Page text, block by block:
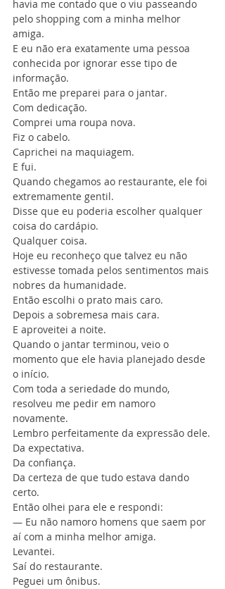
havia me contado que o viu passeando
pelo shopping com a minha melhor
amiga.
E eu não era exatamente uma pessoa
conhecida por ignorar esse tipo de
informação.
Então me preparei para o jantar.
Com dedicação.
Comprei uma roupa nova.
Fiz o cabelo.
Caprichei na maquiagem.
E fui.
Quando chegamos ao restaurante, ele foi
extremamente gentil.
Disse que eu poderia escolher qualquer
coisa do cardápio.
Qualquer coisa.
Hoje eu reconheço que talvez eu não
estivesse tomada pelos sentimentos mais
nobres da humanidade.
Então escolhi o prato mais caro.
Depois a sobremesa mais cara.
E aproveitei a noite.
Quando o jantar terminou, veio o
momento que ele havia planejado desde
o início.
Com toda a seriedade do mundo,
resolveu me pedir em namoro
novamente.
Lembro perfeitamente da expressão dele.
Da expectativa.
Da confiança.
Da certeza de que tudo estava dando
certo.
Então olhei para ele e respondi:
— Eu não namoro homens que saem por
aí com a minha melhor amiga.
Levantei.
Saí do restaurante.
Peguei um ônibus.